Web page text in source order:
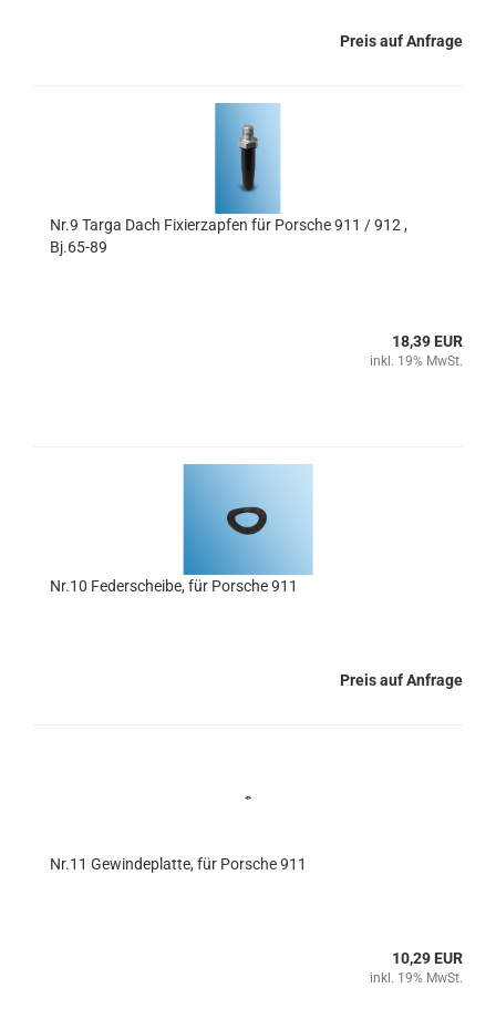
Preis auf Anfrage
Nr.9 Targa Dach Fixierzapfen für Porsche 911 / 912 ,
Bj.65-89
18,39 EUR
inkl. 19% MwSt.
Nr.10 Federscheibe, für Porsche 911
Preis auf Anfrage
Nr.11 Gewindeplatte, für Porsche 911
10,29 EUR
inkl. 19% MwSt.